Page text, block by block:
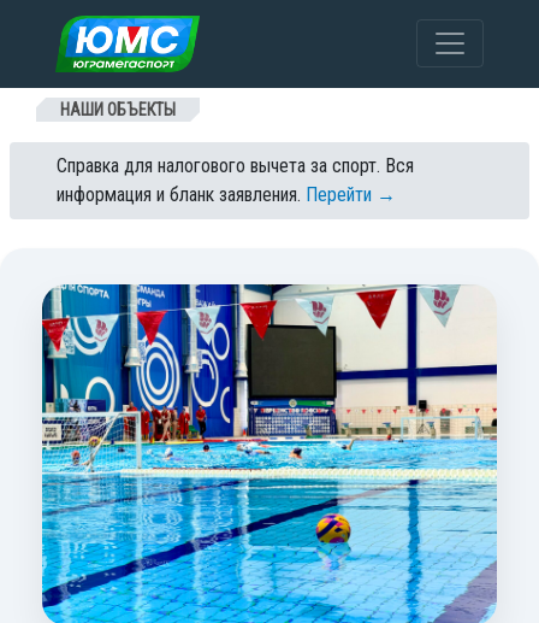
Перейти к содержанию
НАШИ ОБЪЕКТЫ
Справка для налогового вычета за спорт. Вся
информация и бланк заявления. Перейти →